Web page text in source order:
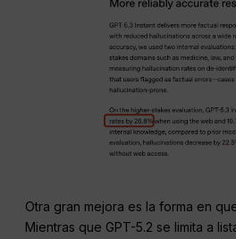
Otra gran mejora es la forma en
Mientras que GPT-5.2 se limita a